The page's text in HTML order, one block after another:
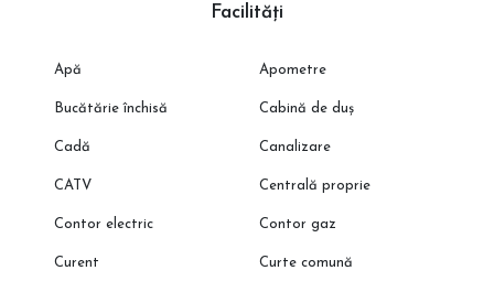
Facilități
Apă Apometre
Bucătărie închisă Cabină de duș
Cadă Canalizare
CATV Centrală proprie
Contor electric Contor gaz
Curent Curte comună